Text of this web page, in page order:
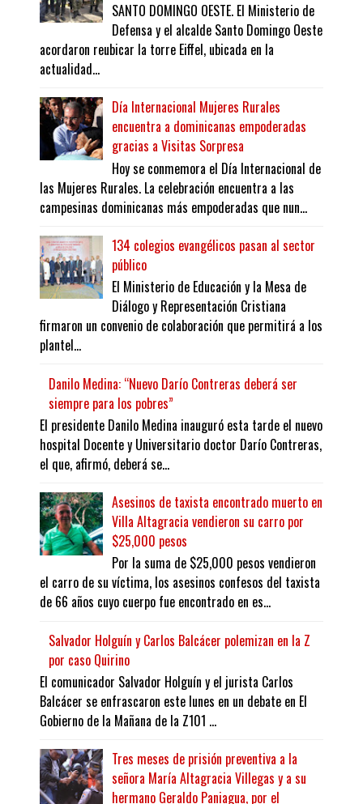
SANTO DOMINGO OESTE. El Ministerio de
Defensa y el alcalde Santo Domingo Oeste
acordaron reubicar la torre Eiffel, ubicada en la
actualidad...
Día Internacional Mujeres Rurales
encuentra a dominicanas empoderadas
gracias a Visitas Sorpresa
Hoy se conmemora el Día Internacional de
las Mujeres Rurales. La celebración encuentra a las
campesinas dominicanas más empoderadas que nun...
134 colegios evangélicos pasan al sector
público
El Ministerio de Educación y la Mesa de
Diálogo y Representación Cristiana
firmaron un convenio de colaboración que permitirá a los
plantel...
Danilo Medina: “Nuevo Darío Contreras deberá ser
siempre para los pobres”
El presidente Danilo Medina inauguró esta tarde el nuevo
hospital Docente y Universitario doctor Darío Contreras,
el que, afirmó, deberá se...
Asesinos de taxista encontrado muerto en
Villa Altagracia vendieron su carro por
$25,000 pesos
Por la suma de $25,000 pesos vendieron
el carro de su víctima, los asesinos confesos del taxista
de 66 años cuyo cuerpo fue encontrado en es...
Salvador Holguín y Carlos Balcácer polemizan en la Z
por caso Quirino
El comunicador Salvador Holguín y el jurista Carlos
Balcácer se enfrascaron este lunes en un debate en El
Gobierno de la Mañana de la Z101 ...
Tres meses de prisión preventiva a la
señora María Altagracia Villegas y a su
hermano Geraldo Paniagua, por el